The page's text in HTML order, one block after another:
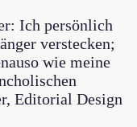
Ich persönlich
verstecken;
wie meine
Editorial Design